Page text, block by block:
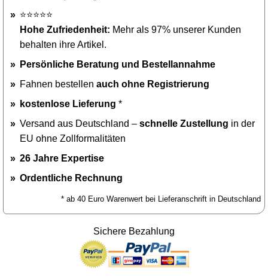
⭐⭐⭐⭐⭐
Hohe Zufriedenheit: Mehr als 97% unserer Kunden
behalten ihre Artikel.
Persönliche Beratung und Bestellannahme
Fahnen bestellen auch ohne Registrierung
kostenlose Lieferung *
Versand aus Deutschland – schnelle Zustellung in der
EU ohne Zollformalitäten
26 Jahre Expertise
Ordentliche Rechnung
* ab 40 Euro Warenwert bei Lieferanschrift in Deutschland
Sichere Bezahlung